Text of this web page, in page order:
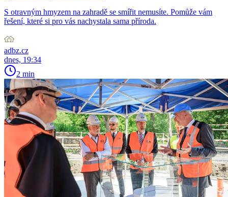
S otravným hmyzem na zahradě se smířit nemusíte. Pomůže vám
řešení, které si pro vás nachystala sama příroda.
adbz.cz
dnes, 19:34
2 min